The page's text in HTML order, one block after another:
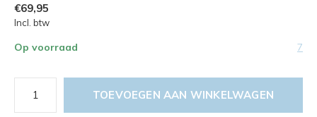
€69,95
Incl. btw
Op voorraad 7
TOEVOEGEN AAN WINKELWAGEN